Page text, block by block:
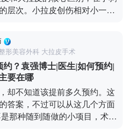
层次。小拉皮创伤相对小一
后护理。 不管是小拉皮
用麻醉，手术过程中是完全不
要集中在恢复初期，但可以通
。我都会跟患者交代，术后多
剧烈活动，这样疼痛感会明显
老程度和预期效果，选适合自
形美容外科 大拉皮手术
？袁强博士|医生|如何预约|
要在哪
却不知道该提前多久预约。这
答案，不过可以从这几个方面
那种随到随做的小项目，术前